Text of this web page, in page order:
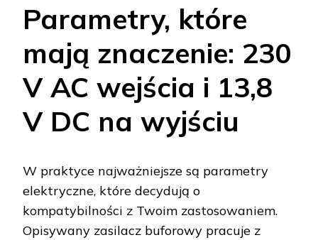
Parametry, które
mają znaczenie: 230
V AC wejścia i 13,8
V DC na wyjściu
W praktyce najważniejsze są parametry
elektryczne, które decydują o
kompatybilności z Twoim zastosowaniem.
Opisywany zasilacz buforowy pracuje z